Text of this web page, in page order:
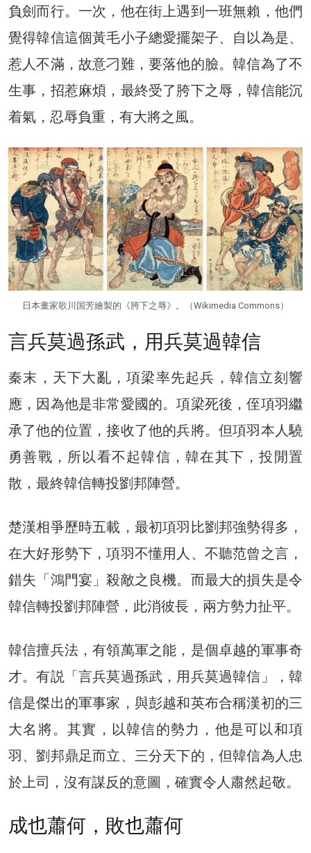
負劍而行。一次，他在街上遇到一班無賴，他們
覺得韓信這個黃毛小子總愛擺架子、自以為是、
惹人不滿，故意刁難，要落他的臉。韓信為了不
生事，招惹麻煩，最終受了胯下之辱，韓信能沉
着氣，忍辱負重，有大將之風。
日本畫家歌川国芳繪製的《胯下之辱》。（Wikimedia Commons）
言兵莫過孫武，用兵莫過韓信
秦末，天下大亂，項梁率先起兵，韓信立刻響
應，因為他是非常愛國的。項梁死後，侄項羽繼
承了他的位置，接收了他的兵將。但項羽本人驍
勇善戰，所以看不起韓信，韓在其下，投閒置
散，最終韓信轉投劉邦陣營。
楚漢相爭歷時五載，最初項羽比劉邦強勢得多，
在大好形勢下，項羽不懂用人、不聽范曾之言，
錯失「鴻門宴」殺敵之良機。而最大的損失是令
韓信轉投劉邦陣營，此消彼長，兩方勢力扯平。
韓信擅兵法，有領萬軍之能，是個卓越的軍事奇
才。有説「言兵莫過孫武，用兵莫過韓信」，韓
信是傑出的軍事家，與彭越和英布合稱漢初的三
大名將。其實，以韓信的勢力，他是可以和項
羽、劉邦鼎足而立、三分天下的，但韓信為人忠
於上司，沒有謀反的意圖，確實令人肅然起敬。
成也蕭何，敗也蕭何